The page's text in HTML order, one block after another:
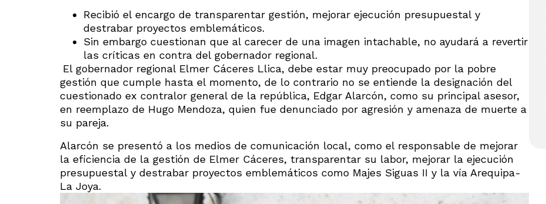
Recibió el encargo de transparentar gestión, mejorar ejecución presupuestal y
destrabar proyectos emblemáticos.
Sin embargo cuestionan que al carecer de una imagen intachable, no ayudará a revertir
las críticas en contra del gobernador regional.
El gobernador regional Elmer Cáceres Llica, debe estar muy preocupado por la pobre
gestión que cumple hasta el momento, de lo contrario no se entiende la designación del
cuestionado ex contralor general de la república, Edgar Alarcón, como su principal asesor,
en reemplazo de Hugo Mendoza, quien fue denunciado por agresión y amenaza de muerte a
su pareja.
Alarcón se presentó a los medios de comunicación local, como el responsable de mejorar
la eficiencia de la gestión de Elmer Cáceres, transparentar su labor, mejorar la ejecución
presupuestal y destrabar proyectos emblemáticos como Majes Siguas II y la vía Arequipa-
La Joya.